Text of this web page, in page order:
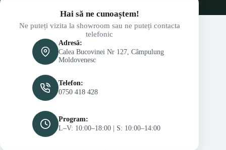
Hai să ne cunoaștem!
Ne puteți vizita la showroom sau ne puteți contacta
telefonic
Adresă:
Calea Bucovinei Nr 127, Câmpulung
Moldovenesc
Telefon:
0750 418 428
Program:
L–V: 10:00–18:00 | S: 10:00–14:00